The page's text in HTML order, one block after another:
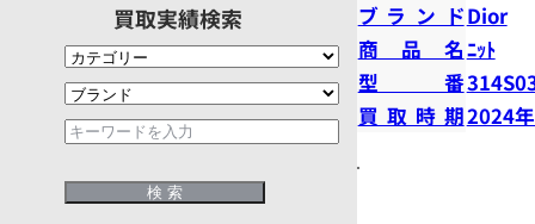
買取実績検索 ブランドDior
商品名ﾆｯﾄ
型番
買取時期2024